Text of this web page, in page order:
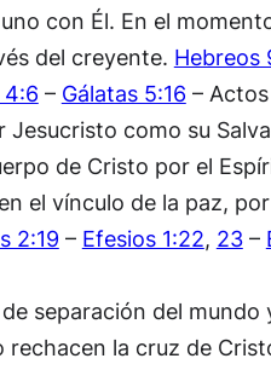
con Él. En el
del creyente. Hebreos
4:6 – Gálatas 5:16 – Actos
como su
de Cristo por el
el vínculo de la paz,
2:19 – Efesios 1:22, 23–
separación del
la cruz de